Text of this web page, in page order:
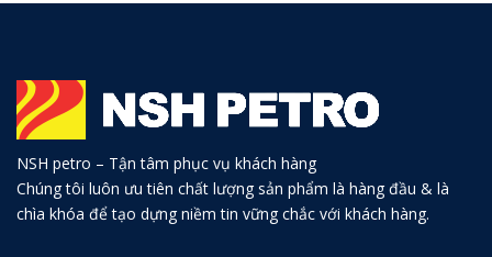
NSH petro – Tận tâm phục vụ khách hàng
Chúng tôi luôn ưu tiên chất lượng sản phẩm là hàng đầu & là
chìa khóa để tạo dựng niềm tin vững chắc với khách hàng.